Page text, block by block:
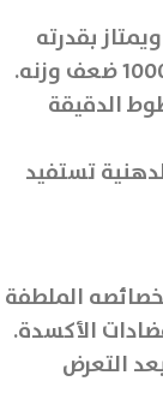
بقدرته
الدقيقة
تستفيد
الملطفة
التعرض